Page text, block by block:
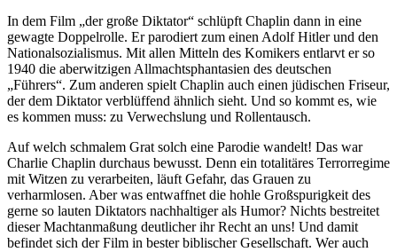
In dem Film „der große Diktator“ schlüpft Chaplin dann in eine
gewagte Doppelrolle. Er parodiert zum einen Adolf Hitler und den
Nationalsozialismus. Mit allen Mitteln des Komikers entlarvt er so
1940 die aberwitzigen Allmachtsphantasien des deutschen
„Führers“. Zum anderen spielt Chaplin auch einen jüdischen Friseur,
der dem Diktator verblüffend ähnlich sieht. Und so kommt es, wie
es kommen muss: zu Verwechslung und Rollentausch.
Auf welch schmalem Grat solch eine Parodie wandelt! Das war
Charlie Chaplin durchaus bewusst. Denn ein totalitäres Terrorregime
mit Witzen zu verarbeiten, läuft Gefahr, das Grauen zu
verharmlosen. Aber was entwaffnet die hohle Großspurigkeit des
gerne so lauten Diktators nachhaltiger als Humor? Nichts bestreitet
dieser Machtanmaßung deutlicher ihr Recht an uns! Und damit
befindet sich der Film in bester biblischer Gesellschaft. Wer auch